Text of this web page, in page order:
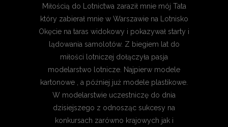
Miłością do Lotnictwa zaraził mnie mój Tata
który zabierał mnie w Warszawie na Lotnisko
Okęcie na taras widokowy i pokazywał starty i
lądowania samolotów. Z biegiem lat do
miłości lotniczej dołączyła pasja
modelarstwo lotnicze. Najpierw modele
kartonowe , a później już modele plastikowe.
W modelarstwie uczestniczę do dnia
dzisiejszego z odnosząc sukcesy na
konkursach zarówno krajowych jak i